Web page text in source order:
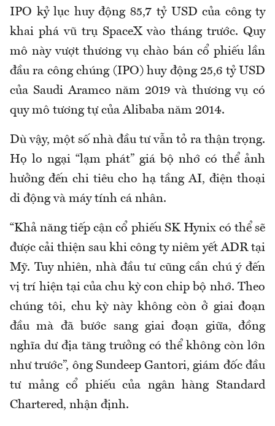
IPO kỷ lục huy động 85,7 tỷ USD của công ty
khai phá vũ trụ SpaceX vào tháng trước. Quy
mô này vượt thương vụ chào bán cổ phiếu lần
đầu ra công chúng (IPO) huy động 25,6 tỷ USD
của Saudi Aramco năm 2019 và thương vụ có
quy mô tương tự của Alibaba năm 2014.
Dù vậy, một số nhà đầu tư vẫn tỏ ra thận trọng.
Họ lo ngại “lạm phát” giá bộ nhớ có thể ảnh
hưởng đến chi tiêu cho hạ tầng AI, điện thoại
di động và máy tính cá nhân.
“Khả năng tiếp cận cổ phiếu SK Hynix có thể sẽ
được cải thiện sau khi công ty niêm yết ADR tại
Mỹ. Tuy nhiên, nhà đầu tư cũng cần chú ý đến
vị trí hiện tại của chu kỳ con chip bộ nhớ. Theo
chúng tôi, chu kỳ này không còn ở giai đoạn
đầu mà đã bước sang giai đoạn giữa, đồng
nghĩa dư địa tăng trưởng có thể không còn lớn
như trước”, ông Sundeep Gantori, giám đốc đầu
tư mảng cổ phiếu của ngân hàng Standard
Chartered, nhận định.